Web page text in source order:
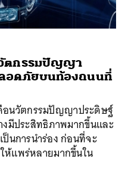
ตกรรมปัญญา
อดภัยบนท้องถนนที่
คือนวัตกรรมปัญญาประดิษฐ์
มีประสิทธิภาพมากขึ้นและ
นการนำร่อง ก่อนที่จะ
ห้แพร่หลายมากขึ้นใน